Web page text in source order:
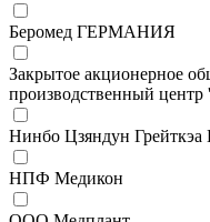
Беромед ГЕРМАНИЯ
Закрытое акционерное
производственный центр
Нинбо Цзяндун
НПФ Медикон